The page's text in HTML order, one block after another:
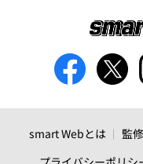
smart Webとは 監